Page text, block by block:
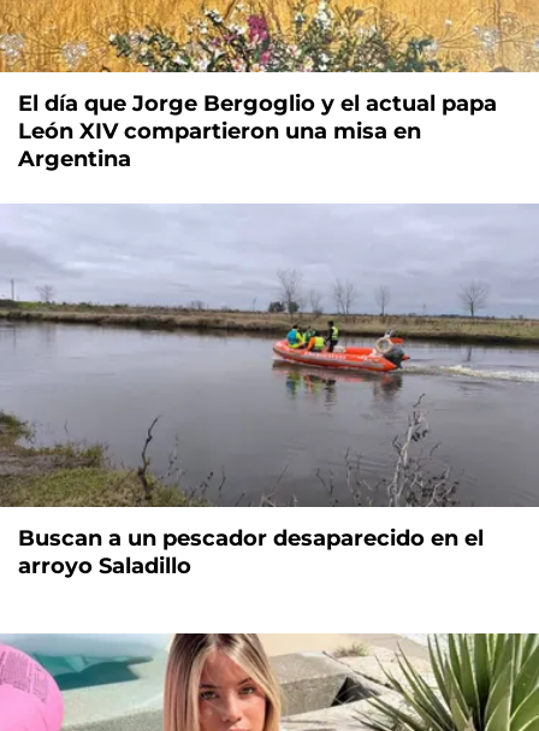
El día que Jorge Bergoglio y el actual papa
León XIV compartieron una misa en
Argentina
Buscan a un pescador desaparecido en el
arroyo Saladillo